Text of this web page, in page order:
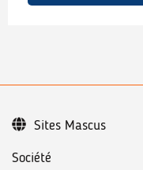
Société
Sites Mascus